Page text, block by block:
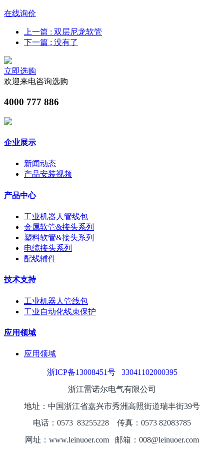
在线询价
上一篇 : 双层尼龙软管
下一篇 : 没有了
立即选购
欢迎来电咨询选购
4000 777 886
企业展示
新闻动态
产品安装视频
产品中心
工业机器人管线包
金属软管&接头系列
塑料软管&接头系列
电缆接头系列
配线辅件
技术支持
工业机器人管线包
工业自动化线束保护
应用领域
应用领域
浙ICP备13008451号
33041102000395
浙江雷诺尔电气有限公司
地址：中国浙江省嘉兴市秀洲高照街道瑞丰街39号
电话：0573 83255228
传真：0573 82083785
网址：www.leinuoer.com 邮箱：008@leinuoer.com